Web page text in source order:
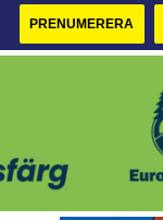
PRENUMERERA